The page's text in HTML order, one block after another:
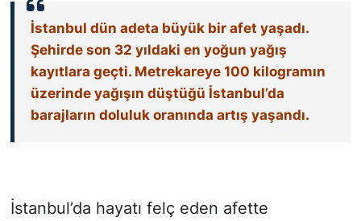
İstanbul dün adeta büyük bir afet yaşadı.
Şehirde son 32 yıldaki en yoğun yağış
kayıtlara geçti. Metrekareye 100 kilogramın
üzerinde yağışın düştüğü İstanbul’da
barajların doluluk oranında artış yaşandı.
İstanbul’da hayatı felç eden afette
TEKNOLOJİ
TÜRKİYE VE DÜNYA GÜNDEMİ